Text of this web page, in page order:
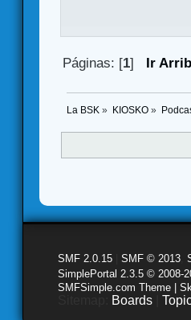
Páginas: [1] Ir
La BSK » KIOSKO»
SMF 2.0.15 SMF © 2013
SimplePortal 2.3.5 © 2008-
SMFSimple.com Theme |
Boards